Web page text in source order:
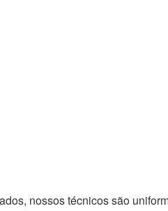
nossos técnicos são